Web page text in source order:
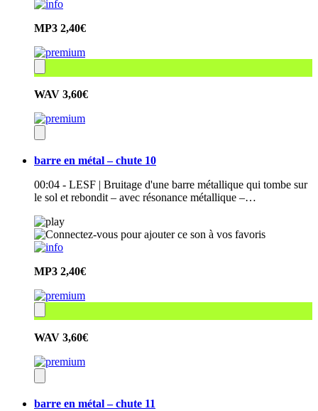
MP3 2,40€
WAV 3,60€
barre en métal – chute 10
00:04 - LESF | Bruitage d'une barre métallique qui tombe sur
le sol et rebondit – avec résonance métallique –…
MP3 2,40€
WAV 3,60€
barre en métal – chute 11